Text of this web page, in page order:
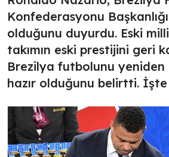
Konfederasyonu
olduğunu duyurdu. Eski
takımın eski prestijini geri
Brezilya futbolunu yeniden
hazır olduğunu belirtti.